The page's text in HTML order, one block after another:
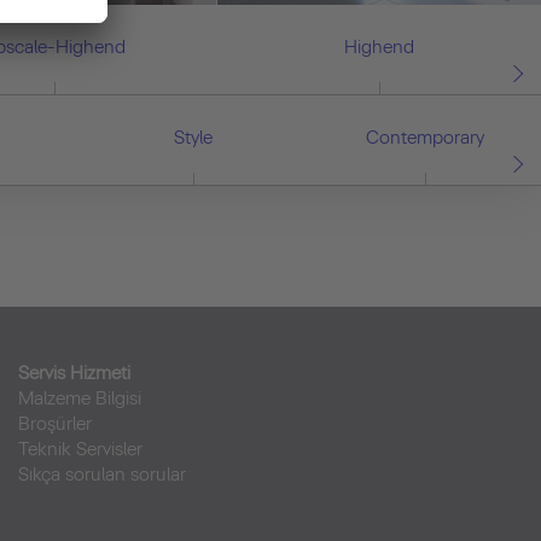
Highend Highend
Style Contemporary
Servis Hizmeti
Malzeme Bilgisi
Broşürler
Teknik Servisler
Sıkça sorulan sorular